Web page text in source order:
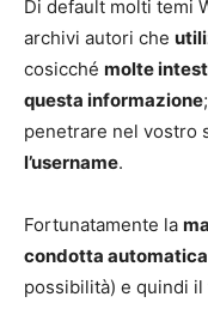
Di default molti temi
archivi autori che
cosicché molte
questa informazione
penetrare nel vostro
l’username.
Fortunatamente la
condotta
possibilità) e quindi